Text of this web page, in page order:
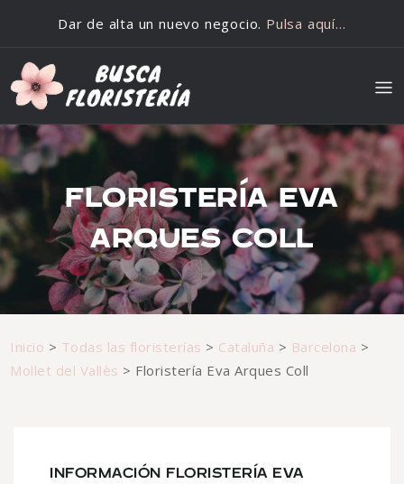
Dar de alta un nuevo negocio. Pulsa aquí…
FLORISTERÍA EVA
ARQUES COLL
Inicio > Todas las floristerías > Cataluña > Barcelona >
Mollet del Vallès > Floristería Eva Arques Coll
INFORMACIÓN FLORISTERÍA EVA